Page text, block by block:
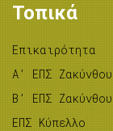
Τοπικά
Επικαιρότητα
A’ ΕΠΣ Ζακύνθου
B’ ΕΠΣ Ζακύνθου
ΕΠΣ Κύπελλο